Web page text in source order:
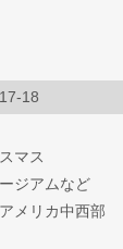
18
マス
ジアムなど
メリカ中西部